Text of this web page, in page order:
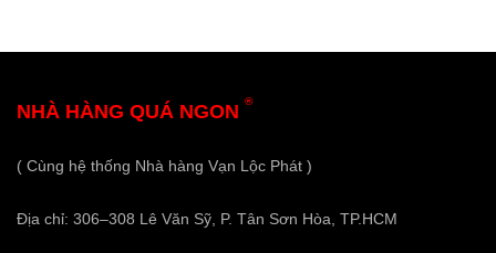
NHÀ HÀNG QUÁ NGON ®
( Cùng hệ thống Nhà hàng Vạn Lộc Phát )
Địa chỉ: 306–308 Lê Văn Sỹ, P. Tân Sơn Hòa, TP.HCM